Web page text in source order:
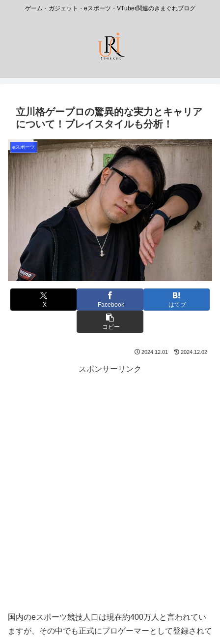
ゲーム・ガジェット・eスポーツ・VTuber関連のきまぐれブログ
立川格ゲープロの驚異的な実力とキャリア
について！プレイスタイルも分析！
eスポーツ
X Facebook はてブ
コピー
2024.12.01 2024.12.02
スポンサーリンク
国内のeスポーツ競技人口は現在約400万人と言われてい
ますが、その中でも正式にプロゲーマーとして登録されて